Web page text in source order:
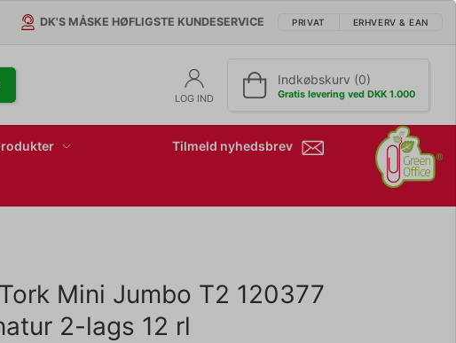
DK'S MÅSKE HØFLIGSTE KUNDESERVICE PRIVAT ERHVERV & EAN
LOG IND
Indkøbskurv (0)
Gratis levering ved DKK 1.000
Tilmeld nyhedsbrev
Mini Jumbo T2 120377
2-lags 12 rl